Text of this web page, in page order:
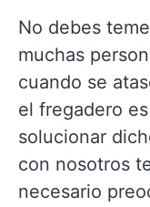
No debes
muchas
cuando se
el fregadero
solucionar
con nosotros
necesario